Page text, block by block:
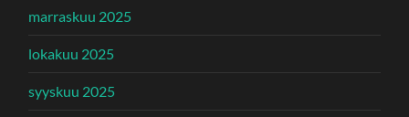
marraskuu 2025
lokakuu 2025
syyskuu 2025